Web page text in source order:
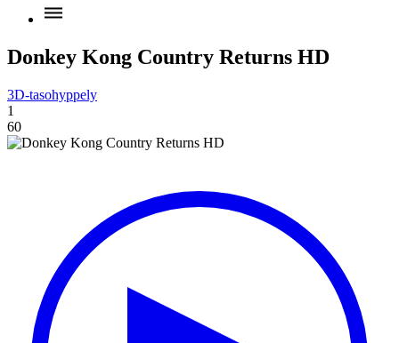
Donkey Kong Country Returns HD
3D-tasohyppely
1
60